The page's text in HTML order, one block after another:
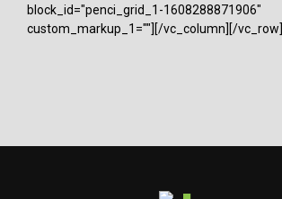
block_id="penci_grid_1-1608288871906"
custom_markup_1=""][/vc_column][/vc_row]